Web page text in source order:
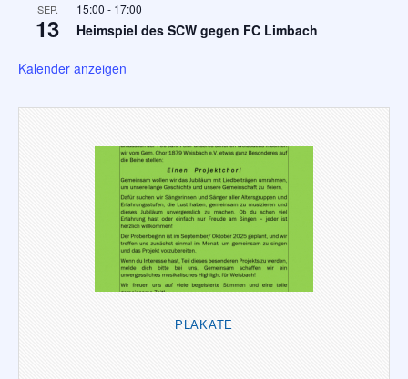
SEP.
13
15:00 - 17:00
Heimspiel des SCW gegen FC Limbach
Kalender anzeigen
PLAKATE